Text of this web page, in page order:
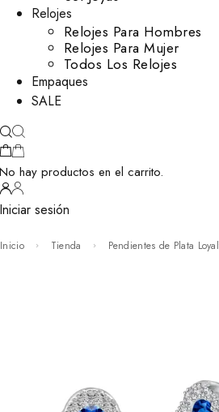
Relojes
Relojes Para Hombres
Relojes Para Mujer
Todos Los Relojes
Empaques
SALE
hay productos en el carrito.
sesión
Inicio Tienda Pendientes de Plata